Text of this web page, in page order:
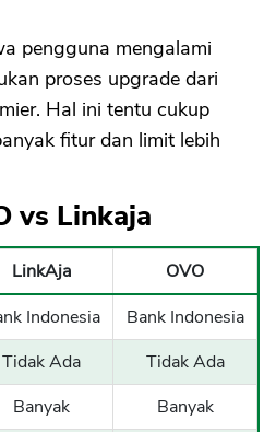
pengguna mengalami
proses upgrade dari
Hal ini tentu cukup
fitur dan limit lebih
vs Linkaja
LinkAja
OVO
Indonesia
Bank Indonesia
Tidak Ada
Tidak Ada
Banyak
Banyak